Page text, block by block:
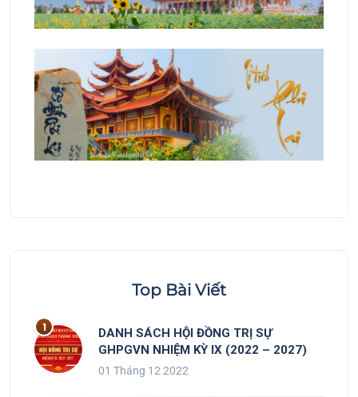
Top Bài Viết
DANH SÁCH HỘI ĐỒNG TRỊ SỰ
GHPGVN NHIỆM KỲ IX (2022 – 2027)
01 Tháng 12 2022